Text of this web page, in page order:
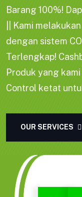
Barang 100%!
|| Kami
dengan sistem
Terlengkap!
Produk yang
Control ketat
OUR SERVICES